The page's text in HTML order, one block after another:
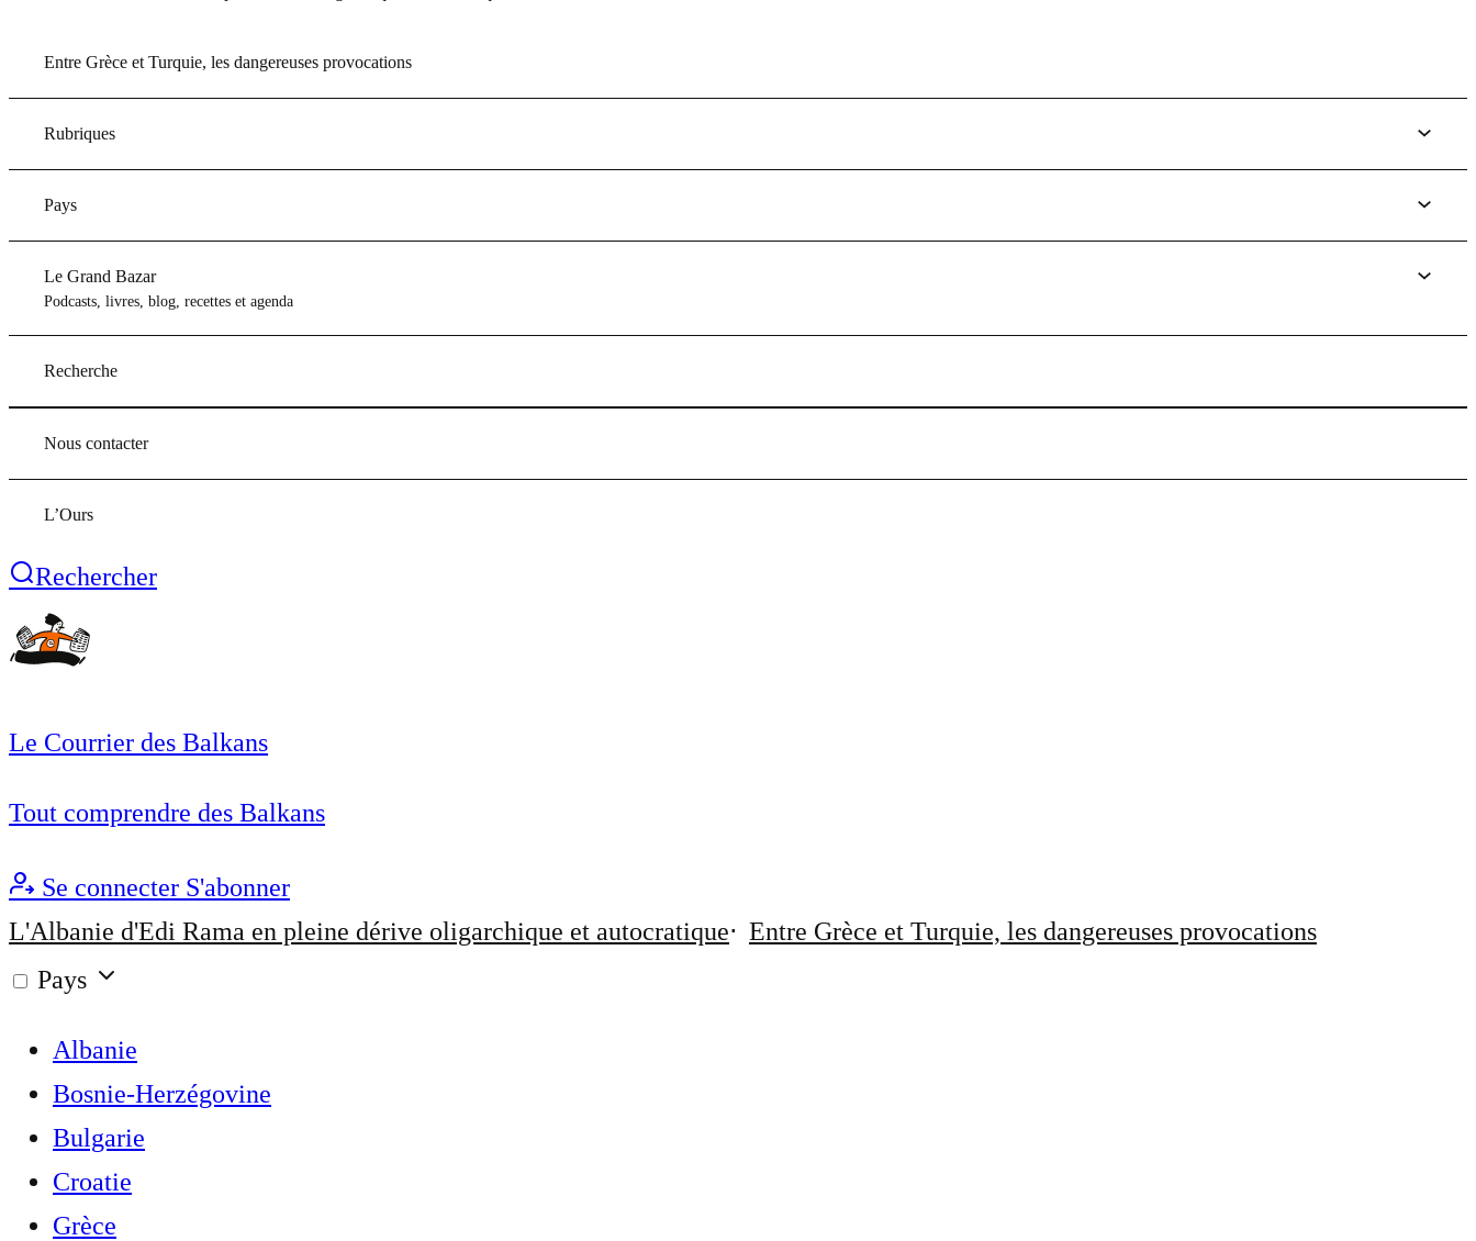
Entre Grèce et Turquie, les dangereuses provocations
Rubriques
Pays
Le Grand Bazar
Podcasts, livres, blog, recettes et agenda
Recherche
Nous contacter
L’Ours
Rechercher
Le Courrier des Balkans
Tout comprendre des Balkans
Se connecter S'abonner
L'Albanie d'Edi Rama en pleine dérive oligarchique et autocratique
Entre Grèce et Turquie, les dangereuses provocations
Pays
Albanie
Bosnie-Herzégovine
Bulgarie
Croatie
Grèce